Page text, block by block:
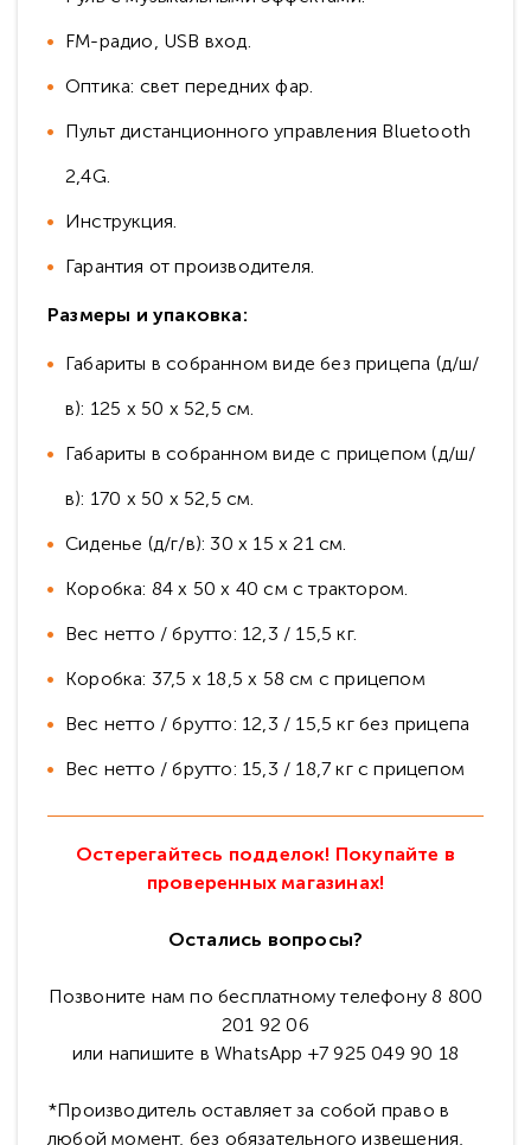
FM-радио, USB вход.
Оптика: свет передних фар.
Пульт дистанционного управления Bluetooth
2,4G.
Инструкция.
Гарантия от производителя.
Размеры и упаковка:
Габариты в собранном виде без прицепа (д/ш/
в): 125 х 50 х 52,5 см.
Габариты в собранном виде c прицепом (д/ш/
в): 170 х 50 х 52,5 см.
Сиденье (д/г/в): 30 х 15 х 21 см.
Коробка: 84 х 50 х 40 см с трактором.
Вес нетто / брутто: 12,3 / 15,5 кг.
Коробка: 37,5 х 18,5 х 58 см с прицепом
Вес нетто / брутто: 12,3 / 15,5 кг без прицепа
Вес нетто / брутто: 15,3 / 18,7 кг с прицепом
Остерегайтесь подделок! Покупайте в
проверенных магазинах!
Остались вопросы?
Позвоните нам по бесплатному телефону 8 800
201 92 06
или напишите в WhatsApp +7 925 049 90 18
*Производитель оставляет за собой право в
любой момент, без обязательного извещения,